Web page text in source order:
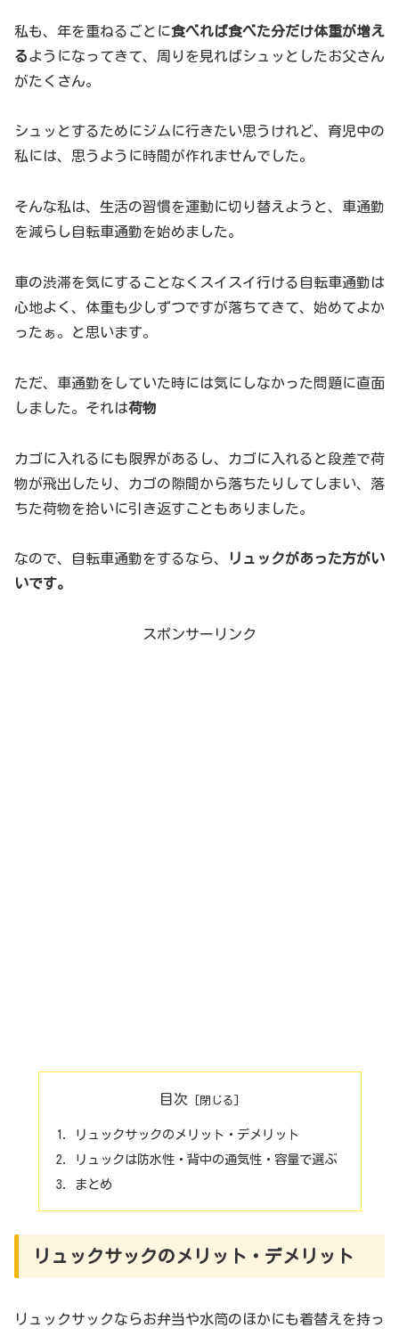
私も、年を重ねるごとに食べれば食べた分だけ体重が増え
るようになってきて、周りを見ればシュッとしたお父さん
がたくさん。
シュッとするためにジムに行きたい思うけれど、育児中の
私には、思うように時間が作れませんでした。
そんな私は、生活の習慣を運動に切り替えようと、車通勤
を減らし自転車通勤を始めました。
車の渋滞を気にすることなくスイスイ行ける自転車通勤は
心地よく、体重も少しずつですが落ちてきて、始めてよか
ったぁ。と思います。
ただ、車通勤をしていた時には気にしなかった問題に直面
しました。それは荷物
カゴに入れるにも限界があるし、カゴに入れると段差で荷
物が飛出したり、カゴの隙間から落ちたりしてしまい、落
ちた荷物を拾いに引き返すこともありました。
なので、自転車通勤をするなら、
リュックがあった方がい
いです。
スポンサーリンク
目次
リュックサックのメリット・デメリット
リュックは防水性・背中の通気性・容量で選ぶ
まとめ
リュックサックのメリット・デメリット
リュックサックならお弁当や水筒のほかにも着替えを持っ